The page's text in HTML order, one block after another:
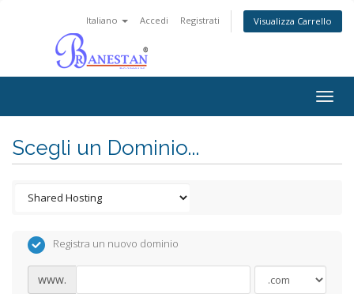
Italiano Accedi Registrati Visualizza Carrello
Scegli un Dominio...
Registra un nuovo dominio
www.